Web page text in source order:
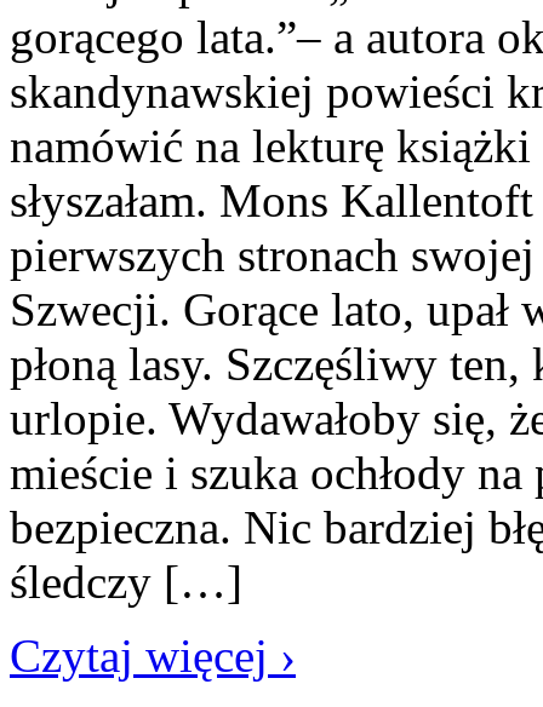
gorącego lata.”– a autora
skandynawskiej powieści
namówić na lekturę
słyszałam. Mons
pierwszych stronach
Szwecji. Gorące lato, upał
płoną lasy. Szczęśliwy
urlopie. Wydawałoby się,
mieście i szuka ochłody
bezpieczna. Nic bardziej
śledczy […]
Czytaj więcej ›